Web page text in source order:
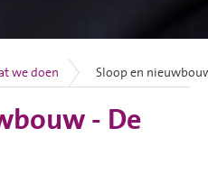
we doen Sloop en
- De